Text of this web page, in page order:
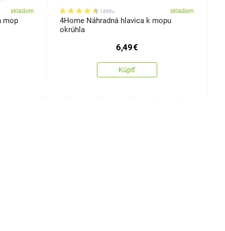
skladom
mop
1890x skladom
4Home Náhradná hlavica k mopu
okrúhla
6,49€
Kúpiť